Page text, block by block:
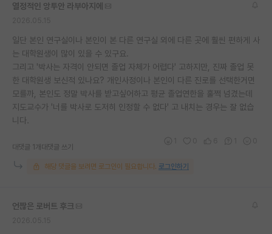
이벤트
재팬라운지 🌸
열정적인 앙투안 라부아지에
일단 본인 연구실이나 본인이 본 다른 연구실 외에 다른 곳에 훨씬 편하게 사
는 대학원생이 많이 있을 수 있구요.
그리고 '박사는 자격이 안되면 졸업 자체가 어렵다' 고하지만, 진짜 졸업 못
한 대학원생 보신적 있나요? 개인사정이나 본인이 다른 진로를 선택한거면
모를까, 본인도 정말 박사를 받고싶어하고 평균 졸업연한을 훌쩍 넘겼는데
지도교수가 '너를 박사로 도저히 인정할 수 없다' 고 내치는 경우는 잘 없습
니다.
대댓글 1개 대댓글 쓰기
해당 댓글을 보려면 로그인이 필요합니다. 로그인하기
언짢은 로버트 후크